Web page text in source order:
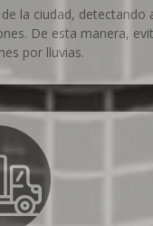
la ciudad, detectando
De esta manera,
por lluvias.